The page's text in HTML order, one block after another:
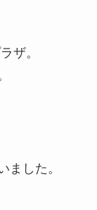
ザ。
ました。